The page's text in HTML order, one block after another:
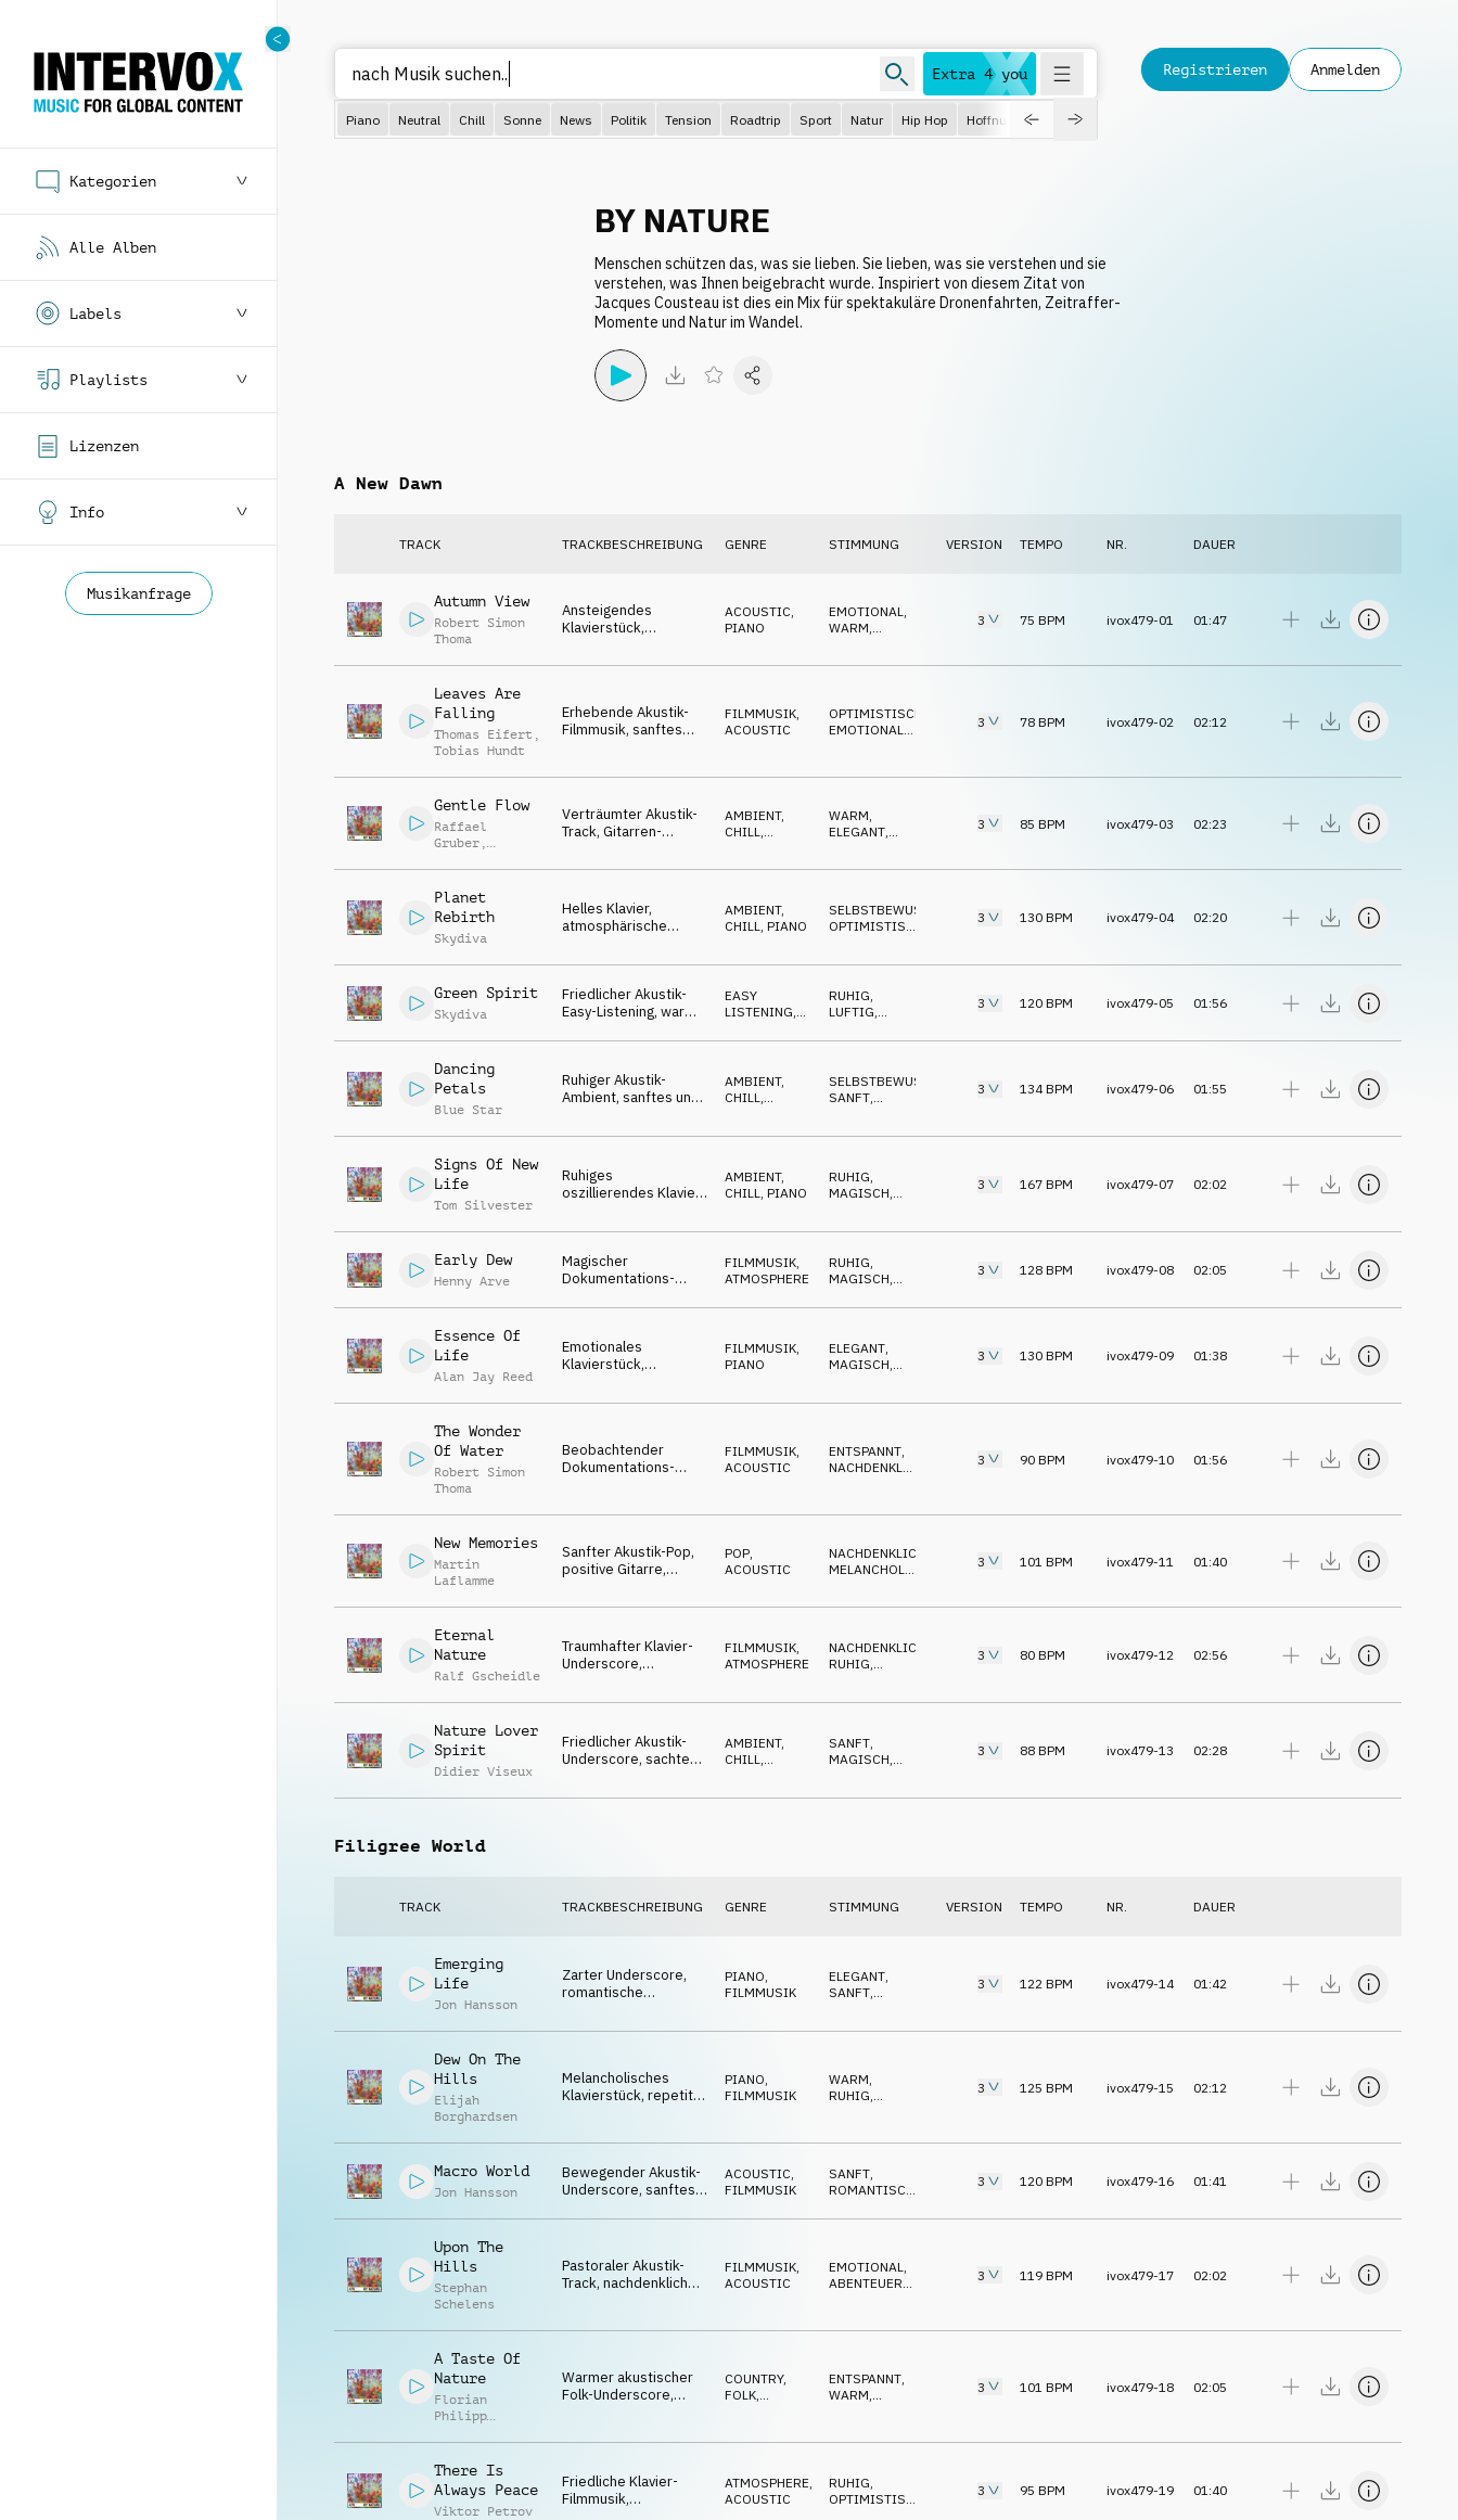
Kategorien
Alle Alben
Labels
Playlists
Lizenzen
Info
Musikanfrage
Extra 4 you
Piano Neutral Chill Sonne News Politik Tension Roadtrip Sport Natur Hip Hop Hoffnungsvoll Dokumentation
Registrieren Anmelden
BY NATURE
Menschen schützen das, was sie lieben. Sie lieben, was sie verstehen und sie
verstehen, was Ihnen beigebracht wurde. Inspiriert von diesem Zitat von
Jacques Cousteau ist dies ein Mix für spektakuläre Dronenfahrten, Zeitraffer-
Momente und Natur im Wandel.
A New Dawn
TRACK TRACKBESCHREIBUNG GENRE STIMMUNG VERSION TEMPO NR. DAUER
Autumn View
Robert Simon
Thoma
Ansteigendes
Klavierstück,
Arpeggio wird
ACOUSTIC,
PIANO
EMOTIONAL,
WARM,
3 75 BPM ivox479-01 01:47
Leaves Are
Falling
Thomas Eifert ,
Tobias Hundt
Erhebende Akustik-
Filmmusik, sanftes
Kalviermelodie
FILMMUSIK,
ACOUSTIC
OPTIMISTISCH
EMOTIONAL,
3 78 BPM ivox479-02 02:12
Gentle Flow
Raffael
Gruber ,
Verträumter Akustik-
Track, Gitarren-
Percussion, warmer
AMBIENT,
CHILL,
WARM,
ELEGANT,
3 85 BPM ivox479-03 02:23
Planet
Rebirth
Skydiva
Helles Klavier,
atmosphärische
Aufbau, leicht
hoffnungsvoll
AMBIENT,
CHILL
PIANO
SELBSTBEWUSST
OPTIMISTISCH
3 130 BPM ivox479-04 02:20
Green Spirit
Skydiva
Friedlicher Akustik-
Easy-Listening, warme
Klavier, organisch,
EASY
LISTENING
RUHIG
LUFTIG
NACHDENKLICH,
3 120 BPM ivox479-05 01:56
Dancing
Petals
Blue Star
Ruhiger Akustik-
Ambient, sanftes und
Bass, blühende
AMBIENT,
CHILL
SELBSTBEWUSST
SANFT
3 134BPM ivox479-06 01:55
Signs Of New
Life
Tom Silvester
Ruhiges
oszillierendes Klavier
sanfte Harfe, Celesta
Streicher
AMBIENT,
CHILL
PIANO
RUHIG
MAGISCH
3 167 BPM ivox479-07 02:02
Early Dew
Henny Arve
Magischer
Dokumentations-
himmlische Pads,
erwacht
FILMMUSIK
ATMOSPHERE
RUHIG
MAGISCH
NACHDENKLICH,
3 128 BPM ivox479-08 02:05
Essence Of
Life
Alan Jay Reed
Emotionales
Klavierstück,
beseelte Vocal-Pads,
FILMMUSIK
PIANO
ELEGANT
MAGISCH
3 130 BPM ivox479-09 01:38
The Wonder
Of Water
Robert Simon
Thoma
Beobachtender
Dokumentations-
nachdenklich
FILMMUSIK,
ACOUSTIC
ENTSPANNT,
NACHDENKLICH
3 90 BPM ivox479-10 01:56
New Memories
Martin
Laflamme
Sanfter Akustik-Pop,
positive Gitarre,
Gefühl, zu Hause,
POP,
ACOUSTIC
NACHDENKLICH
MELANCHOLISCH
3 101 BPM ivox479-11 01:40
Eternal
Nature
Ralf Gscheidle
Traumhafter Klavier-
Underscore,
subtile Pads,
FILMMUSIK
ATMOSPHERE
NACHDENKLICH
RUHIG
3 80 BPM ivox479-12 02:56
Nature Lover
Spirit
Didier Viseux
Friedlicher Akustik-
Underscore, sachte
Klavier, Natur-
AMBIENT,
CHILL
SANFT
MAGISCH
3 88 BPM ivox479-13 02:28
Filigree World
TRACK TRACKBESCHREIBUNG GENRE STIMMUNG VERSION TEMPO NR. DAUER
Emerging
Life
Jon Hansson
Zarter Underscore,
romantische
beruhigende
PIANO
FILMMUSIK
ELEGANT
SANFT
3 122 BPM ivox479-14 01:42
Dew On The
Hills
Elijah
Borghardsen
Melancholisches
Klavierstück, repetitiv
beruhigend
PIANO,
FILMMUSIK
WARM,
RUHIG,
3 125 BPM ivox479-15 02:12
Macro World
Jon Hansson
Bewegender Akustik-
Underscore, sanftes
über Gitarren-
ACOUSTIC
FILMMUSIK
SANFT
ROMANTISCH
NACHDENKLICH,
3 120 BPM ivox479-16 01:41
Upon The
Hills
Stephan
Schelens
Pastoraler Akustik-
Track, nachdenkliche
Akkordeon, in den
FILMMUSIK,
ACOUSTIC
EMOTIONAL,
ABENTEUERLICH
3 119 BPM ivox479-17 02:02
A Taste Of
Nature
Florian
Philipp
Warmer akustischer
Folk-Underscore,
sorgend, verliebt
COUNTRY,
FOLK,
ENTSPANNT,
WARM,
3 101 BPM ivox479-18 02:05
There Is
Always Peace
Viktor Petrov
Friedliche Klavier-
Filmmusik,
ATMOSPHERE
ACOUSTIC
RUHIG
OPTIMISTISCH
3 95 BPM ivox479-19 01:40